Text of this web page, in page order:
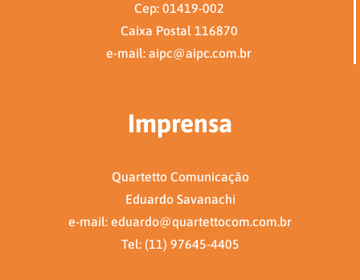
Cep: 01419-002
Caixa Postal 116870
e-mail: aipc@aipc.com.br
Imprensa
Quartetto Comunicação
Eduardo Savanachi
e-mail: eduardo@quartettocom.com.br
Tel: (11) 97645-4405